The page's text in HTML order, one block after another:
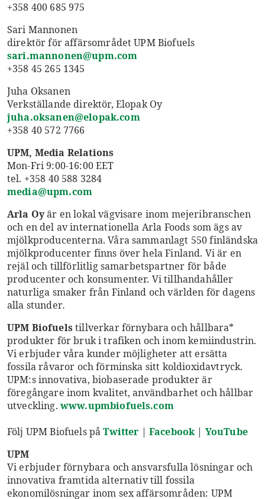
+358 400 685 975
Sari Mannonen
direktör för affärsområdet UPM Biofuels
sari.mannonen@upm.com
+358 45 265 1345
Juha Oksanen
Verkställande direktör, Elopak Oy
juha.oksanen@elopak.com
+358 40 572 7766
UPM, Media Relations
Mon-Fri 9:00-16:00 EET
tel. +358 40 588 3284
media@upm.com
Arla Oyär en lokal vägvisare inom mejeribranschen
och en del av internationella Arla Foods som ägs av
mjölkproducenterna. Våra sammanlagt 550 finländska
mjölkproducenter finns över hela Finland. Vi är en
rejäl och tillförlitlig samarbetspartner för både
producenter och konsumenter. Vi tillhandahåller
naturliga smaker från Finland och världen för dagens
alla stunder.
UPM Biofuels tillverkar förnybara och hållbara*
produkter för bruk i trafiken och inom kemiindustrin.
Vi erbjuder våra kunder möjligheter att ersätta
fossila råvaror och förminska sitt koldioxidavtryck.
UPM:s innovativa, biobaserade produkter är
föregångare inom kvalitet, användbarhet och hållbar
utveckling. www.upmbiofuels.com
Följ UPM Biofuels påTwitter | Facebook| YouTube
UPM
Vi erbjuder förnybara och ansvarsfulla lösningar och
innovativa framtida alternativ till fossila
ekonomilösningar inom sex affärsområden: UPM